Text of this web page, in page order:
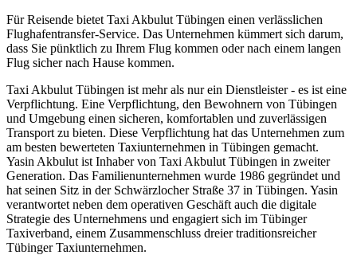
Für Reisende bietet Taxi Akbulut Tübingen einen verlässlichen
Flughafentransfer-Service. Das Unternehmen kümmert sich darum,
dass Sie pünktlich zu Ihrem Flug kommen oder nach einem langen
Flug sicher nach Hause kommen.
Taxi Akbulut Tübingen ist mehr als nur ein Dienstleister - es ist eine
Verpflichtung. Eine Verpflichtung, den Bewohnern von Tübingen
und Umgebung einen sicheren, komfortablen und zuverlässigen
Transport zu bieten. Diese Verpflichtung hat das Unternehmen zum
am besten bewerteten Taxiunternehmen in Tübingen gemacht.
Yasin Akbulut ist Inhaber von Taxi Akbulut Tübingen in zweiter
Generation. Das Familienunternehmen wurde 1986 gegründet und
hat seinen Sitz in der Schwärzlocher Straße 37 in Tübingen. Yasin
verantwortet neben dem operativen Geschäft auch die digitale
Strategie des Unternehmens und engagiert sich im Tübinger
Taxiverband, einem Zusammenschluss dreier traditionsreicher
Tübinger Taxiunternehmen.